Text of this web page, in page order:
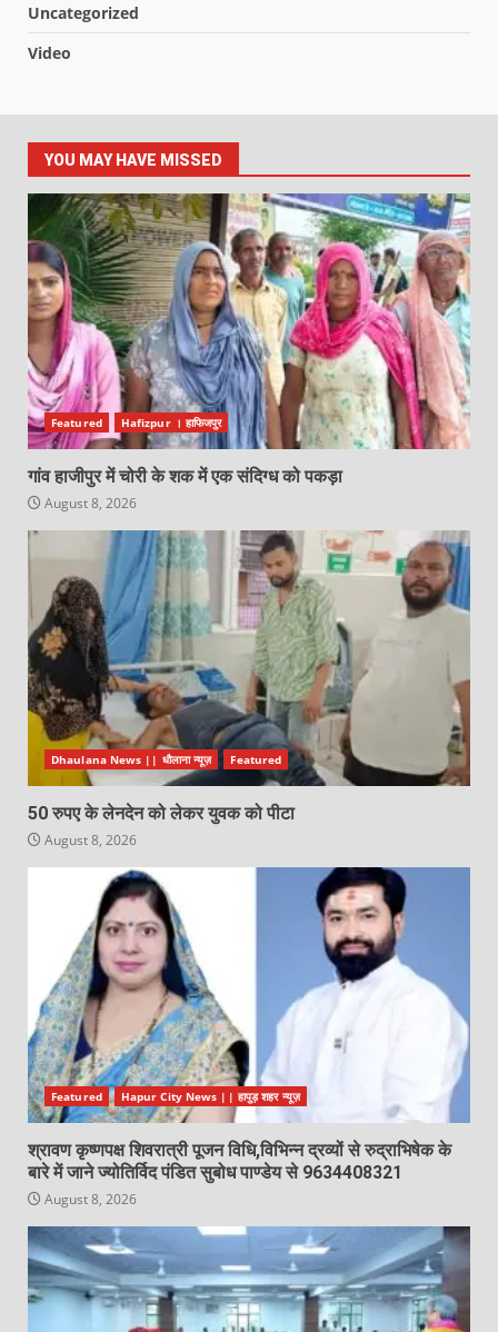
Uncategorized
Video
YOU MAY HAVE MISSED
Featured Hafizpur । हाफिजपुर
गांव हाजीपुर में चोरी के शक में एक संदिग्ध को पकड़ा
August 8, 2026
Dhaulana News || धौलाना न्यूज़ Featured
50 रुपए के लेनदेन को लेकर युवक को पीटा
August 8, 2026
Featured Hapur City News || हापुड़ शहर न्यूज़
श्रावण कृष्णपक्ष शिवरात्री पूजन विधि,विभिन्न द्रव्यों से रुद्राभिषेक के
बारे में जाने ज्योतिर्विद पंडित सुबोध पाण्डेय से 9634408321
August 8, 2026